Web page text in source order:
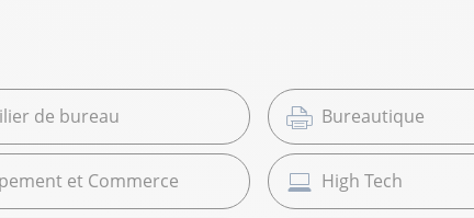
de bureau Bureautique
et Commerce High Tech